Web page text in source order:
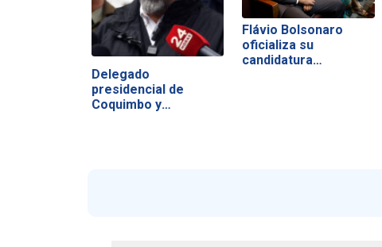
Delegado
presidencial de
Coquimbo y
Flávio Bolsonaro
oficializa su
candidatura…